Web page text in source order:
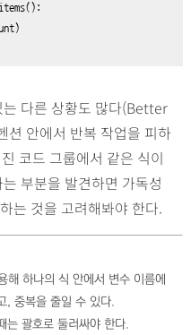
:
다른 상황도 많다(Better
션 안에서 반복 작업을 피하
코드 그룹에서 같은 식이
부분을 발견하면 가독성
는 것을 고려해봐야 한다.
해 하나의 식 안에서 변수 이름에
, 중복을 줄일 수 있다.
는 괄호로 둘러싸야 한다.